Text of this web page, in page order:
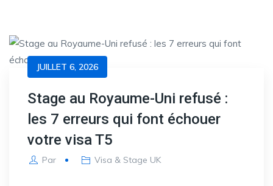
JUILLET 6, 2026
Stage au Royaume-Uni refusé :
les 7 erreurs qui font échouer
votre visa T5
Par Visa & Stage UK